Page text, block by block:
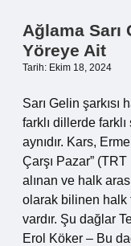
Ağlama Sarı
Yöreye Ait
Tarih: Ekim 18, 2024
Sarı Gelin
farklı dillerde
aynıdır. Kars,
Çarşı Pazar”
alınan ve halk
olarak bilinen halk
vardır. Şu dağlar
Erol Köker – Bu